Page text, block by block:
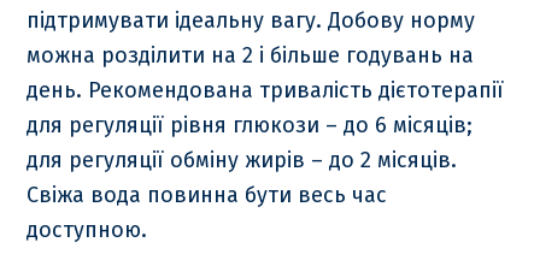
підтримувати ідеальну вагу. Добову норму
можна розділити на 2 і більше годувань на
день. Рекомендована тривалість дієтотерапії
для регуляції рівня глюкози – до 6 місяців;
для регуляції обміну жирів – до 2 місяців.
Свіжа вода повинна бути весь час
доступною.